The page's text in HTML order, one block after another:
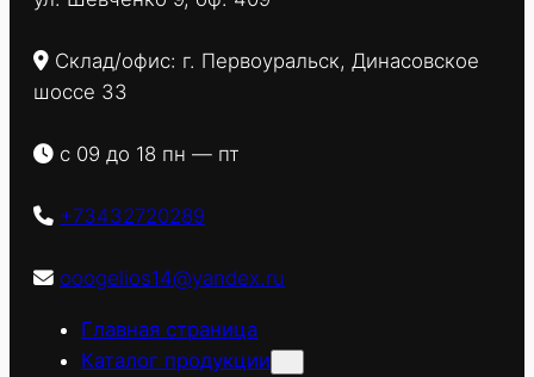
Склад/офис: г. Первоуральск, Динасовское
шоссе 33
с 09 до 18 пн — пт
+73432720289
ooogelios14@yandex.ru
Главная страница
Каталог продукции